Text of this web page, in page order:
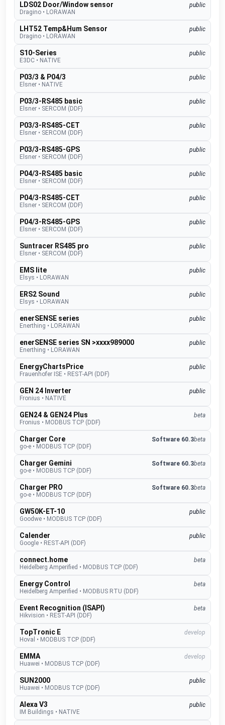
LDS02 Door/Window sensor
public
Dragino • LORAWAN
LHT52 Temp&Hum Sensor
public
Dragino • LORAWAN
S10-Series
public
E3DC • NATIVE
P03/3 & P04/3
public
Elsner • NATIVE
P03/3-RS485 basic
public
Elsner • SERCOM (DDF)
P03/3-RS485-CET
public
Elsner • SERCOM (DDF)
P03/3-RS485-GPS
public
Elsner • SERCOM (DDF)
P04/3-RS485 basic
public
Elsner • SERCOM (DDF)
P04/3-RS485-CET
public
Elsner • SERCOM (DDF)
P04/3-RS485-GPS
public
Elsner • SERCOM (DDF)
Suntracer RS485 pro
public
Elsner • SERCOM (DDF)
EMS lite
public
Elsys • LORAWAN
ERS2 Sound
public
Elsys • LORAWAN
enerSENSE series
public
Enerthing • LORAWAN
enerSENSE series SN >xxxx989000
public
Enerthing • LORAWAN
EnergyChartsPrice
public
Frauenhofer ISE • REST-API (DDF)
GEN 24 Inverter
public
Fronius • NATIVE
GEN24 & GEN24 Plus
beta
Fronius • MODBUS TCP (DDF)
Charger Core Software 60.3beta
go-e • MODBUS TCP (DDF)
Charger Gemini Software 60.3beta
go-e • MODBUS TCP (DDF)
Charger PRO Software 60.3beta
go-e • MODBUS TCP (DDF)
GW50K-ET-10
public
Goodwe • MODBUS TCP (DDF)
Calender
public
Google • REST-API (DDF)
connect.home
beta
Heidelberg Amperified • MODBUS TCP (DDF)
Energy Control
beta
Heidelberg Amperified • MODBUS RTU (DDF)
Event Recognition (ISAPI)
beta
Hikvision • REST-API (DDF)
TopTronic E
develop
Hoval • MODBUS TCP (DDF)
EMMA
develop
Huawei • MODBUS TCP (DDF)
SUN2000
public
Huawei • MODBUS TCP (DDF)
Alexa V3
public
IM Buildings • NATIVE